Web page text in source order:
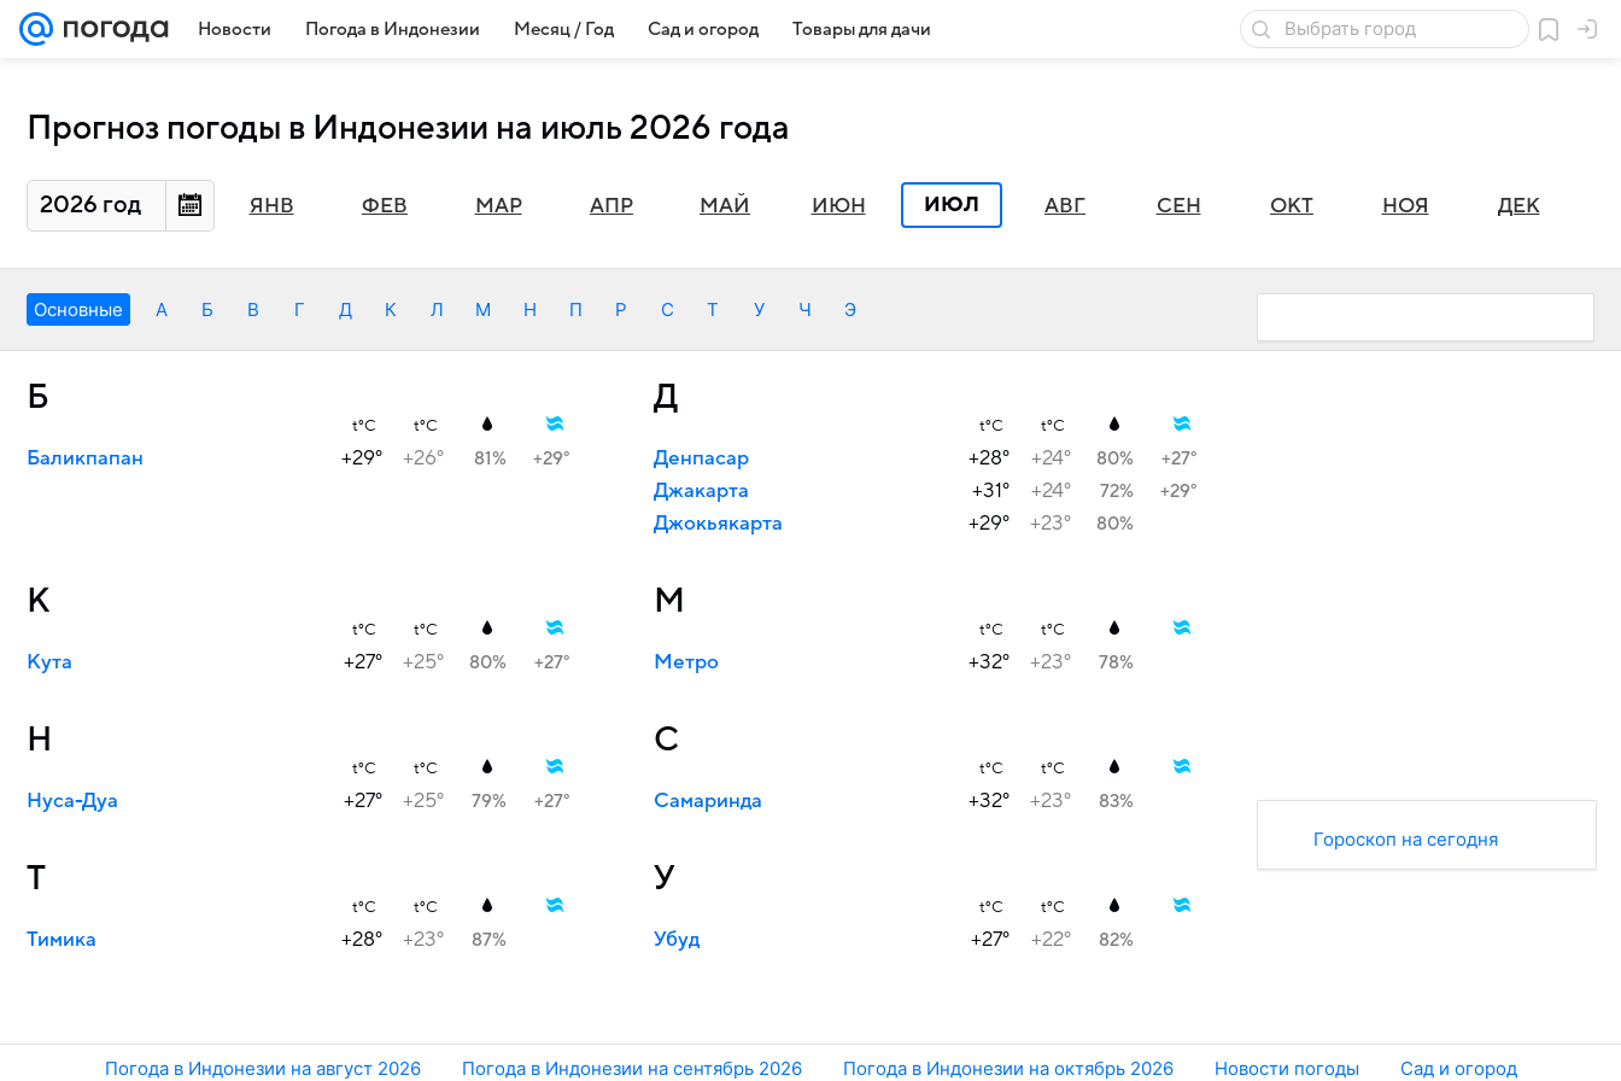
Новости Погода в Индонезии Месяц / Год Сад и огород Товары для дачи
Прогноз погоды в Индонезии на июль 2026 года
2026 год ЯНВ ФЕВ МАР АПР МАЙ ИЮН ИЮЛ АВГ СЕН ОКТ НОЯ ДЕК
Основные А Б В Г Д К Л М Н П Р С Т У Ч Э
Гороскоп на сегодня
Б
t°C t°C
Баликпапан +29° +26° 81% +29°
Д
t°C t°C
Денпасар +28° +24° 80% +27°
Джакарта +31° +24° 72% +29°
Джокьякарта +29° +23° 80%
К
t°C t°C
Кута +27° +25° 80% +27°
М
t°C t°C
Метро +32° +23° 78%
Н
t°C t°C
Нуса-Дуа +27° +25° 79% +27°
С
t°C t°C
Самаринда +32° +23° 83%
Т
t°C t°C
Тимика +28° +23° 87%
У
t°C t°C
Убуд +27° +22° 82%
Погода в Индонезии на август 2026 Погода в Индонезии на сентябрь 2026 Погода в Индонезии на октябрь 2026 Новости погоды
Сад и огород